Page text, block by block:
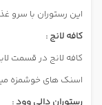
این رستوران با سرو
کافه لانج :
کافه لانج در قسمت
اسنک های خوشمزه
رستوران دالی وود :